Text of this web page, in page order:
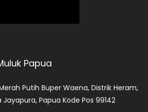
Papua
Putih Buper Waena, Distrik Heram,
Jayapura, Papua Kode Pos 99142